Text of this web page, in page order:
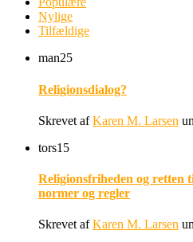
Nylige
Tilfældige
man25
Religionsdialog?
Skrevet afKaren M. Larsen
tors15
Religionsfriheden og retten
normer og regler
Skrevet afKaren M. Larsen